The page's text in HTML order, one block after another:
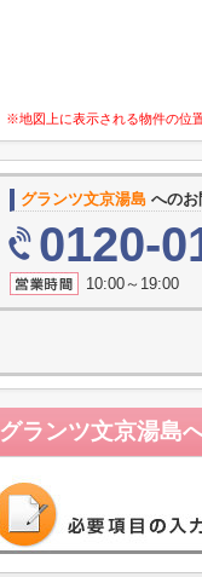
※地図上に表示される物件の位
グランツ文京湯島 への
0120-
10:00～19:00
グランツ文京湯島